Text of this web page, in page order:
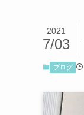
2021
7/03
ブログ